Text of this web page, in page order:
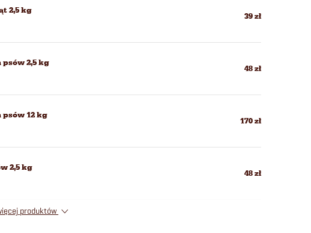
2,5 kg
39 zł
2,5 kg
48 zł
12 kg
170 zł
2,5 kg
48 zł
produktów